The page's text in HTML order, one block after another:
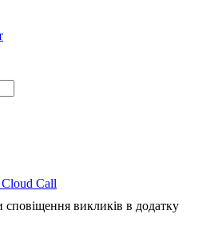
Call
сповіщення викликів в додатку